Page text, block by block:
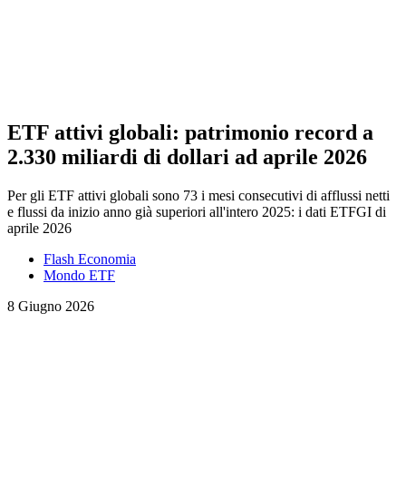
ETF attivi globali: patrimonio record a
2.330 miliardi di dollari ad aprile 2026
Per gli ETF attivi globali sono 73 i mesi consecutivi di afflussi netti
e flussi da inizio anno già superiori all'intero 2025: i dati ETFGI di
aprile 2026
Flash Economia
Mondo ETF
8 Giugno 2026